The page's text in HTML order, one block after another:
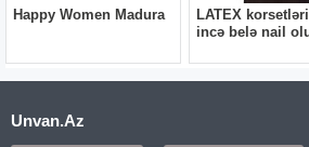
Unvan.Az